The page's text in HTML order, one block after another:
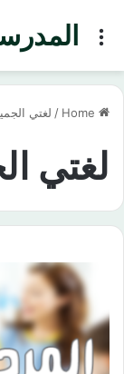
Menu
/ لغتي
لغتي